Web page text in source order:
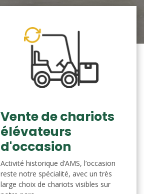
Vente de chariots
élévateurs
d'occasion
Activité historique d’AMS, l’occasion
reste notre spécialité, avec un très
large choix de chariots visibles sur